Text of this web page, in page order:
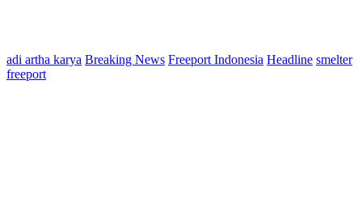
adi artha karya Breaking News Freeport Indonesia Headline smelter
freeport